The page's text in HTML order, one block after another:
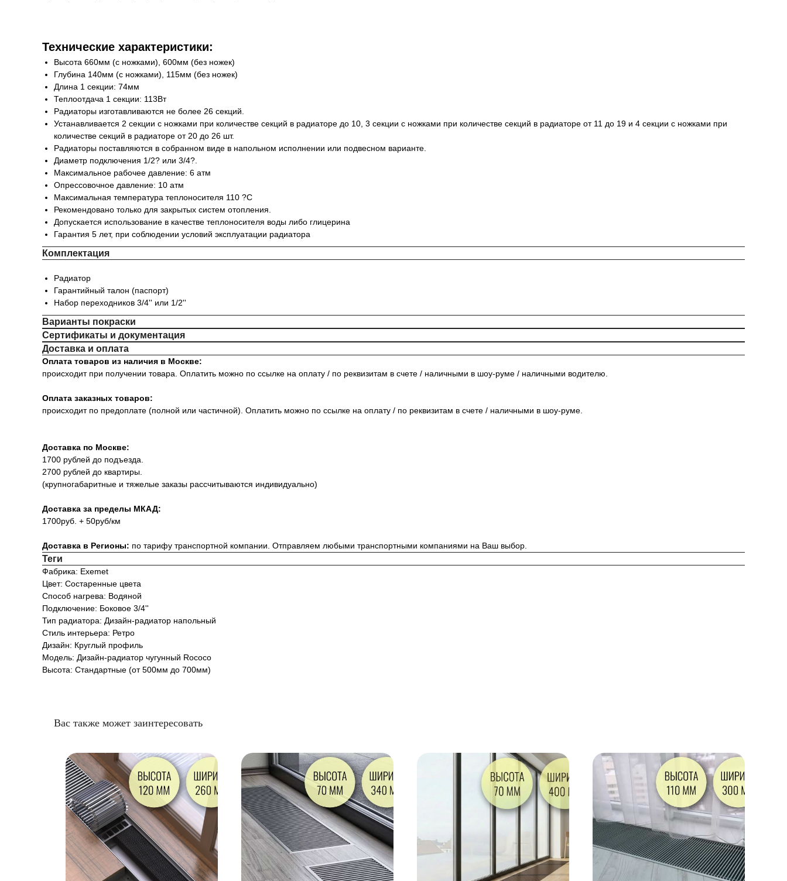
Технические характеристики:
Высота 660мм (с ножками), 600мм (без ножек)
Глубина 140мм (с ножками), 115мм (без ножек)
Длина 1 секции: 74мм
Теплоотдача 1 секции: 113Вт
Радиаторы изготавливаются не более 26 секций.
Устанавливается 2 секции с ножками при количестве секций в радиаторе до 10, 3 секции с ножками при количестве секций в радиаторе от 11 до 19 и 4 секции с ножками при
количестве секций в радиаторе от 20 до 26 шт.
Радиаторы поставляются в собранном виде в напольном исполнении или подвесном варианте.
Диаметр подключения 1/2? или 3/4?.
Максимальное рабочее давление: 6 атм
Опрессовочное давление: 10 атм
Максимальная температура теплоносителя 110 ?С
Рекомендовано только для закрытых систем отопления.
Допускается использование в качестве теплоносителя воды либо глицерина
Гарантия 5 лет, при соблюдении условий эксплуатации радиатора
Комплектация
Радиатор
Гарантийный талон (паспорт)
Набор переходников 3/4'' или 1/2''
Варианты покраски
Сертификаты и документация
Доставка и оплата
Оплата товаров из наличия в Москве:
происходит при получении товара. Оплатить можно по ссылке на оплату / по реквизитам в счете / наличными в шоу-руме / наличными водителю.
Оплата заказных товаров:
происходит по предоплате (полной или частичной). Оплатить можно по ссылке на оплату / по реквизитам в счете / наличными в шоу-руме.
Доставка по Москве:
1700 рублей до подъезда.
2700 рублей до квартиры.
(крупногабаритные и тяжелые заказы рассчитываются индивидуально)
Доставка за пределы МКАД:
1700руб. + 50руб/км
Доставка в Регионы: по тарифу транспортной компании. Отправляем любыми транспортными компаниями на Ваш выбор.
Теги
Фабрика: Exemet
Цвет: Состаренные цвета
Способ нагрева: Водяной
Подключение: Боковое 3/4''
Тип радиатора: Дизайн-радиатор напольный
Стиль интерьера: Ретро
Дизайн: Круглый профиль
Модель: Дизайн-радиатор чугунный Rococo
Высота: Стандартные (от 500мм до 700мм)
Вас также может заинтересовать